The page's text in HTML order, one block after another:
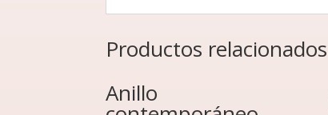
Productos relacionados
Anillo